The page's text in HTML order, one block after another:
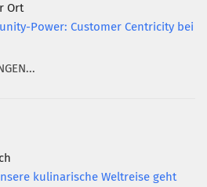
Ort
Power: Customer Centricity bei
kulinarische Weltreise geht